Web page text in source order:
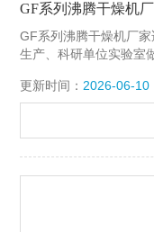
GF系列沸腾干燥机
GF系列沸腾干燥机厂
生产、科研单位实验室
粒等。
更新时间： 2026-06-10